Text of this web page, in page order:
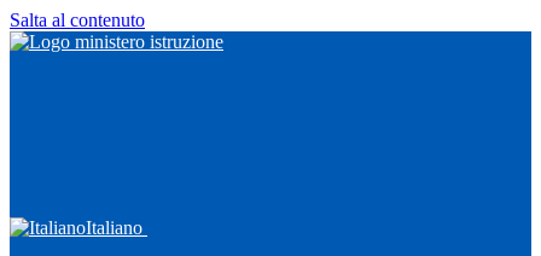
Salta al contenuto
Italiano